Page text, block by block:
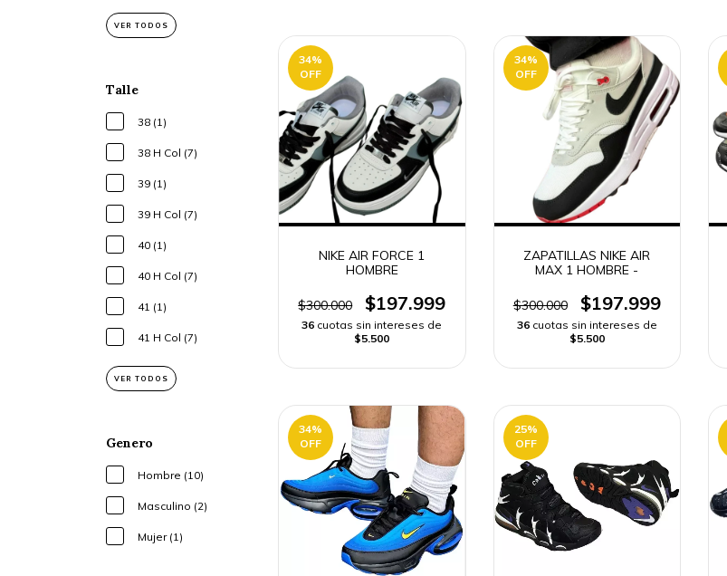
VER TODOS
Talle
38 (1)
38 H Col (7)
39 (1)
39 H Col (7)
40 (1)
40 H Col (7)
41 (1)
41 H Col (7)
VER TODOS
Genero
Hombre (10)
Masculino (2)
Mujer (1)
34%
OFF
NIKE AIR FORCE 1
HOMBRE
$300.000 $197.999
36 cuotas sin intereses de
$5.500
34%
OFF
ZAPATILLAS NIKE AIR
MAX 1 HOMBRE -
$300.000 $197.999
36 cuotas sin intereses de
$5.500
34%
OFF
25%
OFF